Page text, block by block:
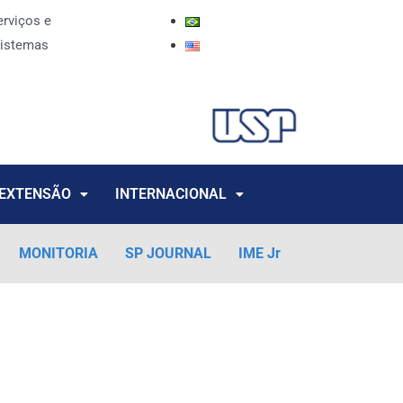
e
EXTENSÃO INTERNACIONAL
MONITORIA SP JOURNAL IME Jr